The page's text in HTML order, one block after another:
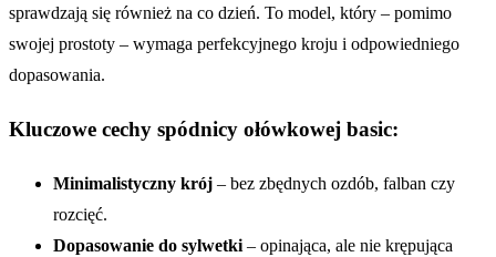
sprawdzają się również na co dzień. To model, który – pomimo
swojej prostoty – wymaga perfekcyjnego kroju i odpowiedniego
dopasowania.
Kluczowe cechy spódnicy ołówkowej basic:
Minimalistyczny krój – bez zbędnych ozdób, falban czy
rozcięć.
Dopasowanie do sylwetki – opinająca, ale nie krępująca